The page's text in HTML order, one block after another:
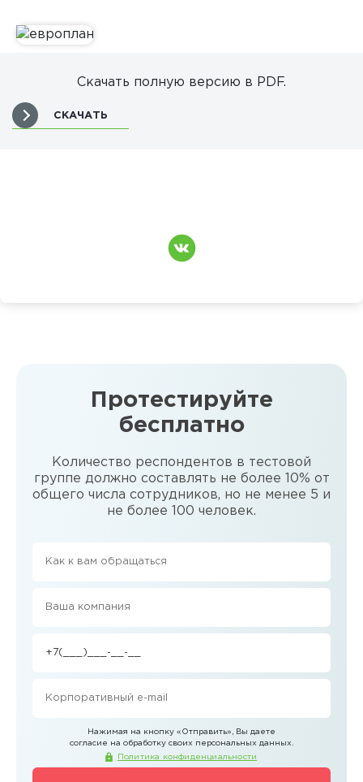
Скачать полную версию в PDF.
СКАЧАТЬ
Протестируйте
бесплатно
Количество респондентов в тестовой
группе должно составлять не более 10% от
общего числа сотрудников, но не менее 5 и
не более 100 человек.
Нажимая на кнопку «Отправить» , Вы даете
согласие на обработку своих персональных данных.
Политика конфиденциальности